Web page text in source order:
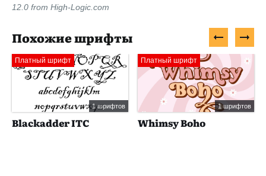
12.0 from High-Logic.com
Похожие шрифты
Платный шрифт
1 шрифтов
Blackadder ITC
Платный шрифт
1 шрифтов
Whimsy Boho